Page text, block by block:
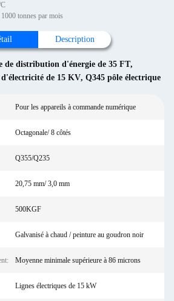
tonnes par mois
Description
de distribution d'énergie de 35 FT,
de 15 KV, Q345 pôle électrique
Pour les appareils à commande numérique
Octagonale/ 8 côtés
Q355/Q235
20,75 mm/ 3,0 mm
500KGF
Galvanisé à chaud / peinture au goudron noir
Moyenne minimale supérieure à 86 microns
Lignes électriques de 15 kW